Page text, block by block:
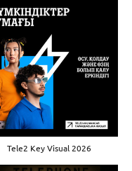
Tele2 Key Visual 2026